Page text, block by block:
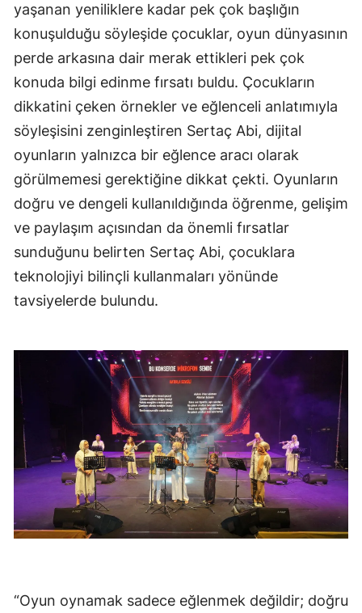
yaşanan yeniliklere kadar pek çok başlığın
konuşulduğu söyleşide çocuklar, oyun dünyasının
perde arkasına dair merak ettikleri pek çok
konuda bilgi edinme fırsatı buldu. Çocukların
dikkatini çeken örnekler ve eğlenceli anlatımıyla
söyleşisini zenginleştiren Sertaç Abi, dijital
oyunların yalnızca bir eğlence aracı olarak
görülmemesi gerektiğine dikkat çekti. Oyunların
doğru ve dengeli kullanıldığında öğrenme, gelişim
ve paylaşım açısından da önemli fırsatlar
sunduğunu belirten Sertaç Abi, çocuklara
teknolojiyi bilinçli kullanmaları yönünde
tavsiyelerde bulundu.
“Oyun oynamak sadece eğlenmek değildir; doğru